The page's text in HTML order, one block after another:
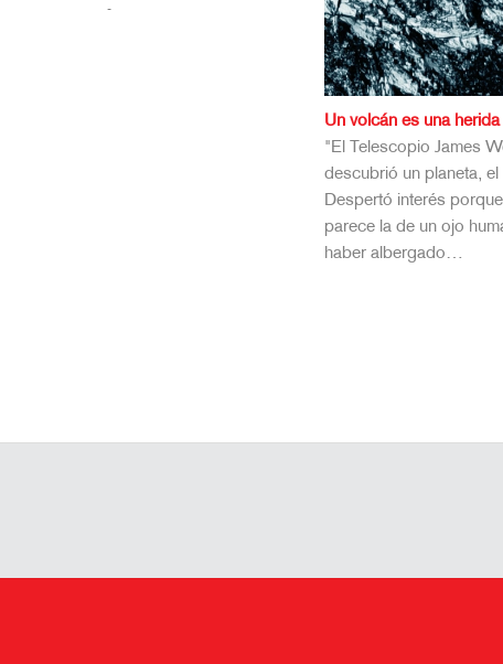
-
Un volcán es una
"El Telescopio James
descubrió un planeta,
Despertó interés
parece la de un ojo
haber albergado…